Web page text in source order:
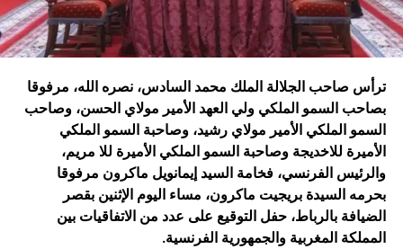
ترأس صاحب الجلالة الملك محمد السادس، نصره الله، مرفوقا
بصاحب السمو الملكي ولي العهد الأمير مولاي الحسن، وصاحب
السمو الملكي الأمير مولاي رشيد، وصاحبة السمو الملكي
الأميرة للاخديجة وصاحبة السمو الملكي الأميرة للا مريم،
والرئيس الفرنسي، فخامة السيد إيمانويل ماكرون مرفوقا
بحرمه السيدة بريجيت ماكرون، مساء اليوم الإثنين بقصر
الضيافة بالرباط، حفل التوقيع على عدد من الاتفاقيات بين
المملكة المغربية والجمهورية الفرنسية.